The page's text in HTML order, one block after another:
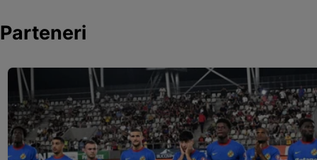
Parteneri